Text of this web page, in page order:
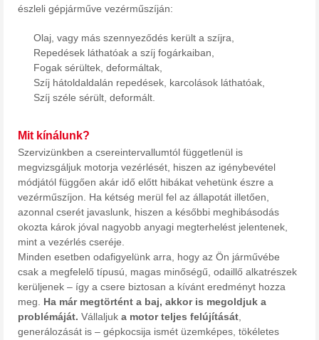
észleli gépjárműve vezérműszíján:
Olaj, vagy más szennyeződés került a szíjra,
Repedések láthatóak a szíj fogárkaiban,
Fogak sérültek, deformáltak,
Szíj hátoldaldalán repedések, karcolások láthatóak,
Szíj széle sérült, deformált.
Mit kínálunk?
Szervizünkben a csereintervallumtól függetlenül is
megvizsgáljuk motorja vezérlését, hiszen az igénybevétel
módjától függően akár idő előtt hibákat vehetünk észre a
vezérműszíjon. Ha kétség merül fel az állapotát illetően,
azonnal cserét javaslunk, hiszen a későbbi meghibásodás
okozta károk jóval nagyobb anyagi megterhelést jelentenek,
mint a vezérlés cseréje.
Minden esetben odafigyelünk arra, hogy az Ön járművébe
csak a megfelelő típusú, magas minőségű, odaillő alkatrészek
kerüljenek – így a csere biztosan a kívánt eredményt hozza
meg. Ha már megtörtént a baj, akkor is megoldjuk a
problémáját. Vállaljuk a motor teljes felújítását
generálozását is – gépkocsija ismét üzemképes, tökéletes